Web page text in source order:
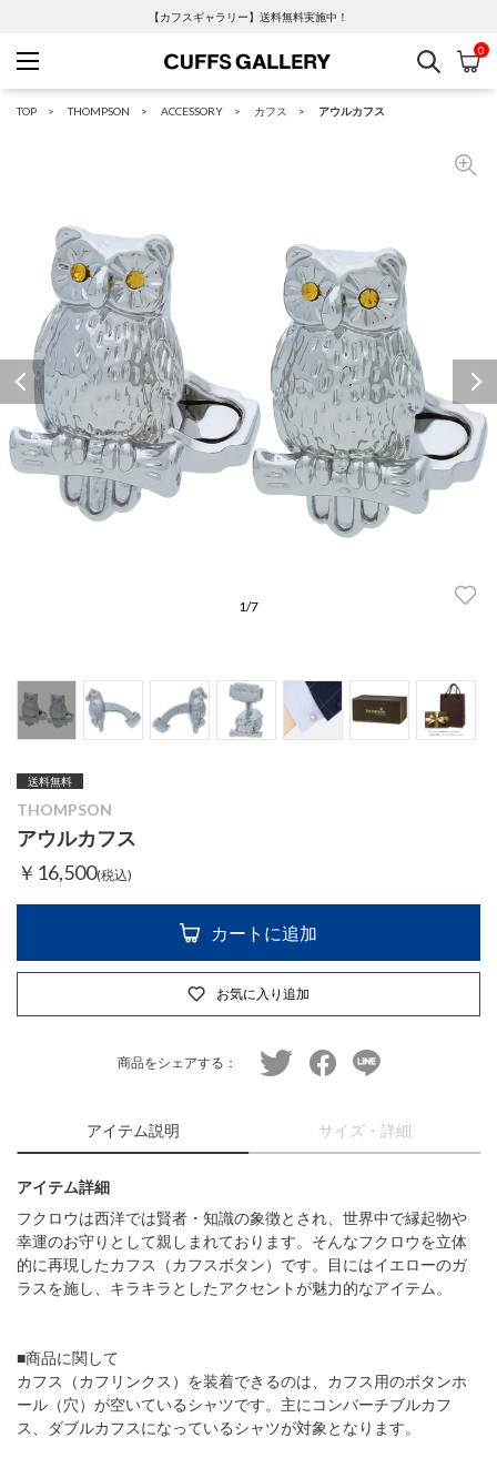
【カフスギャラリー】送料無料実施中！
Cuffs Gallery
検索 カ
0
TOP THOMPSON ACCESSORY カフス アウルカフス
1/7
Previous
送料無料
THOMPSON
アウルカフス
￥16,500(税込)
カートに追加
お気に入り追加
商品をシェアする： twitter facebookline
アイテム説明 サイズ・詳細
アイテム詳細
フクロウは西洋では賢者・知識の象徴とされ、世界中で縁起物や
幸運のお守りとして親しまれております。そんなフクロウを立体
的に再現したカフス（カフスボタン）です。目にはイエローのガ
ラスを施し、キラキラとしたアクセントが魅力的なアイテム。
■商品に関して
カフス（カフリンクス）を装着できるのは、カフス用のボタンホ
ール（穴）が空いているシャツです。主にコンバーチブルカフ
ス、ダブルカフスになっているシャツが対象となります。